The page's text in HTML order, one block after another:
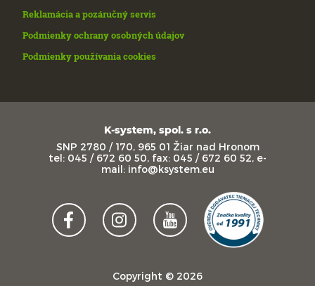
Reklamácia a pozáručný servis
Podmienky ochrany osobných údajov
Podmienky používania cookies
K-system, spol. s r.o.
SNP 2780 / 170, 965 01 Žiar nad Hronom
tel: 045 / 672 60 50, fax: 045 / 672 60 52, e-
mail: info@ksystem.eu
Copyright © 2026